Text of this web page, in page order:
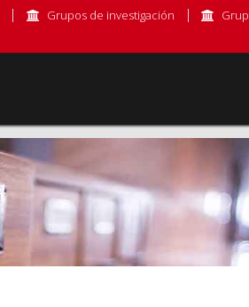
Grupos de investigación